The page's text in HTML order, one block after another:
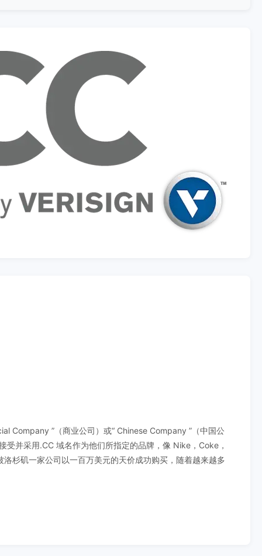
Company ”（商业公司）或“ Chinese Company ”（中国公
并采用.CC 域名作为他们所指定的品牌，像 Nike，Coke，
杉矶一家公司以一百万美元的天价成功购买，随着越来越多